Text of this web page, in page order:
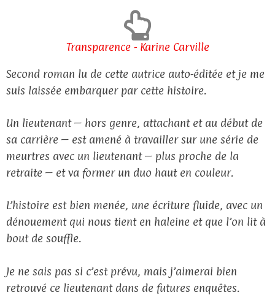
Transparence - Karine Carville
Second roman lu de cette autrice auto-éditée et je me
suis laissée embarquer par cette histoire.
Un lieutenant – hors genre, attachant et au début de
sa carrière – est amené à travailler sur une série de
meurtres avec un lieutenant – plus proche de la
retraite – et va former un duo haut en couleur.
L’histoire est bien menée, une écriture fluide, avec un
dénouement qui nous tient en haleine et que l’on lit à
bout de souffle.
Je ne sais pas si c’est prévu, mais j’aimerai bien
retrouvé ce lieutenant dans de futures enquêtes.